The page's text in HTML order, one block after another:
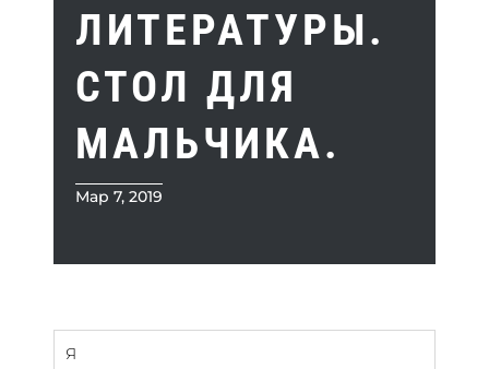
ЛИТЕРАТУРЫ.
СТОЛ ДЛЯ
МАЛЬЧИКА.
Мар 7, 2019
Я